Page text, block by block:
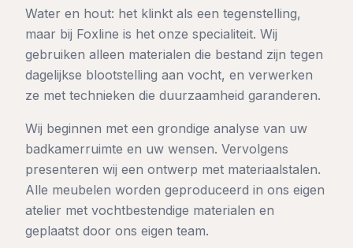
Water en hout: het klinkt als een tegenstelling,
maar bij Foxline is het onze specialiteit. Wij
gebruiken alleen materialen die bestand zijn tegen
dagelijkse blootstelling aan vocht, en verwerken
ze met technieken die duurzaamheid garanderen.
Wij beginnen met een grondige analyse van uw
badkamerruimte en uw wensen. Vervolgens
presenteren wij een ontwerp met materiaalstalen.
Alle meubelen worden geproduceerd in ons eigen
atelier met vochtbestendige materialen en
geplaatst door ons eigen team.